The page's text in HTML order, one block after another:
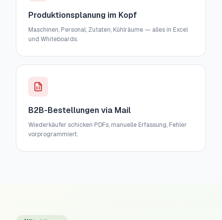
Produktionsplanung im Kopf
Maschinen, Personal, Zutaten, Kühlräume — alles in Excel
und Whiteboards.
B2B-Bestellungen via Mail
Wiederkäufer schicken PDFs, manuelle Erfassung, Fehler
vorprogrammiert.